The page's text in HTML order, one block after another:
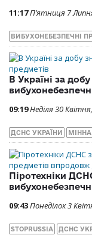
11:17П’ятниця 7
ВИБУХОНЕБЕЗПЕЧНІ
В Україні за
09:19Неділя 30
ДСНС УКРАЇНИ
Піротехніки
09:43Понеділок 3
STOPRUSSIA ДСНС